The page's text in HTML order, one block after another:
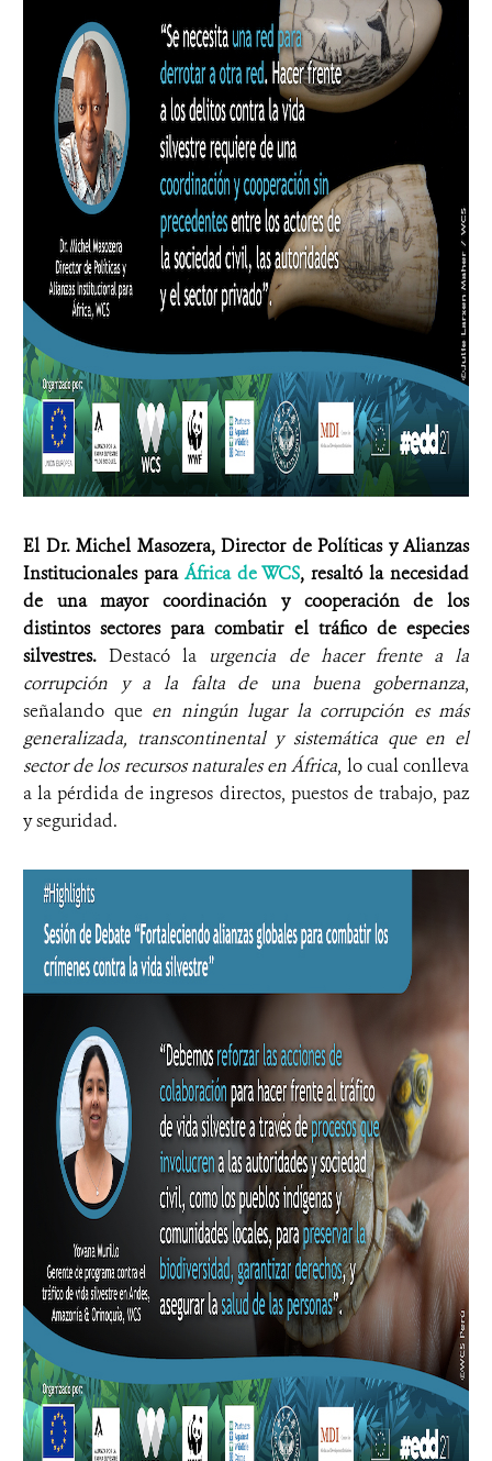
El Dr. Michel Masozera, Director de Políticas y Alianzas
Institucionales para África de WCS, resaltó la necesidad
de una mayor coordinación y cooperación de los
distintos sectores para combatir el tráfico de especies
silvestres.Destacó la urgencia de hacer frente a la
corrupción y a la falta de una buena gobernanza,
señalando que en ningún lugar la corrupción es más
generalizada, transcontinental y sistemática que en el
sector de los recursos naturales en África, lo cual conlleva
a la pérdida de ingresos directos, puestos de trabajo, paz
y seguridad.